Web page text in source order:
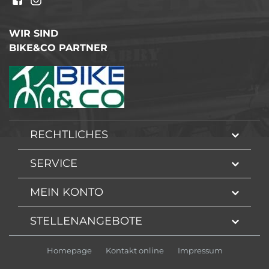
WIR SIND
BIKE&CO PARTNER
RECHTLICHES
SERVICE
MEIN KONTO
STELLENANGEBOTE
Homepage Kontakt online Impressum